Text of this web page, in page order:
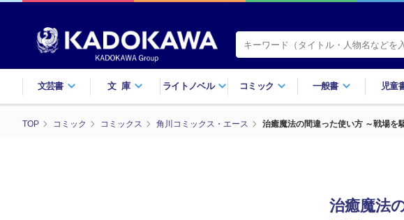
文芸書 文庫 ライトノベル コミック 一般書 児童
TOP コミック コミックス 角川コミックス・エース 治癒魔法の間違った使い方 ～戦場を
治癒魔法